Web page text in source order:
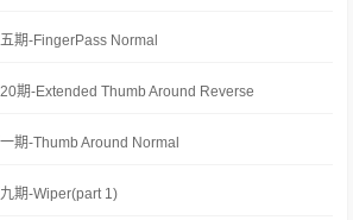
期-FingerPass Normal
期-Extended Thumb Around Reverse
期-Thumb Around Normal
期-Wiper(part 1)